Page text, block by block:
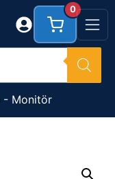
- Monitör
0